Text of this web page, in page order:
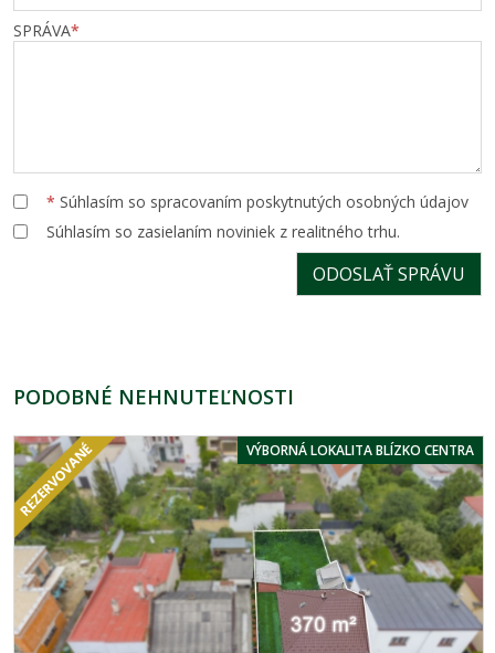
SPRÁVA*
* Súhlasím so spracovaním poskytnutých osobných údajov
Súhlasím so zasielaním noviniek z realitného trhu.
PODOBNÉ NEHNUTEĽNOSTI
VÝBORNÁ LOKALITA BLÍZKO CENTRA